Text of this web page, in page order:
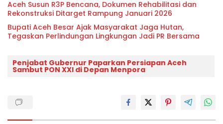
Aceh Susun R3P Bencana, Dokumen Rehabilitasi dan
Rekonstruksi Ditarget Rampung Januari 2026
Bupati Aceh Besar Ajak Masyarakat Jaga Hutan,
Tegaskan Perlindungan Lingkungan Jadi PR Bersama
Penjabat Gubernur Paparkan Persiapan Aceh
Sambut PON XXI di Depan Menpora